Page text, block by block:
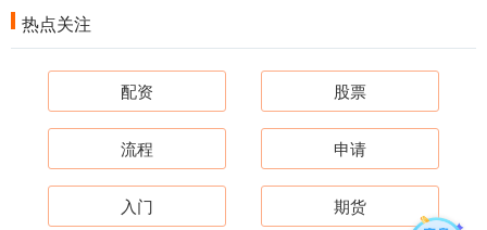
热点关注
配资 股票
流程 申请
入门 期货